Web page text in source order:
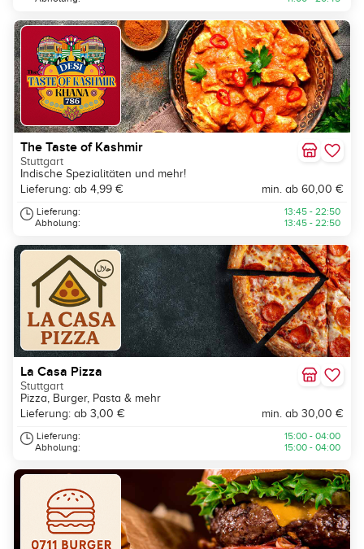
The Taste of Kashmir
Stuttgart
Indische Spezialitäten und mehr!
Lieferung: ab 4,99 €
min. ab 60,00 €
Lieferung:
Abholung:
13:45 - 22:50
13:45 - 22:50
La Casa Pizza
Stuttgart
Pizza, Burger, Pasta & mehr
Lieferung: ab 3,00 €
min. ab 30,00 €
Lieferung:
Abholung:
15:00 - 04:00
15:00 - 04:00